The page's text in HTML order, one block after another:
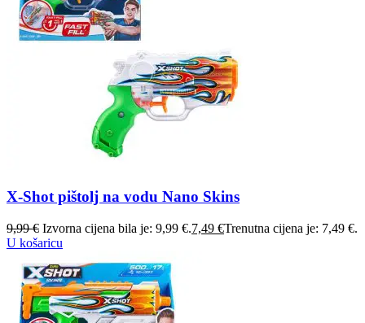
X-Shot pištolj na vodu Nano Skins
9,99€ Izvorna cijena bila je: 9,99 €.7,49 €Trenutna cijena je: 7,49 €.
U košaricu